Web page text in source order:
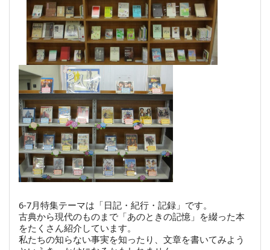
6-7月特集テーマは「日記・紀行・記録」です。
古典から現代のものまで「あのときの記憶」を綴った本
をたくさん紹介しています。
私たちの知らない事実を知ったり、文章を書いてみよう